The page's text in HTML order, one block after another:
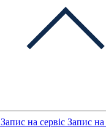
Запис на сервіс Запис на